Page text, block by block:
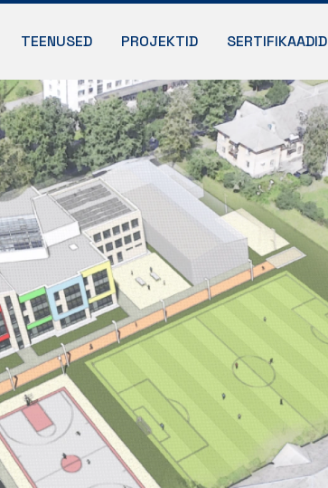
TEENUSED PROJEKTID SERTIFIKAADID